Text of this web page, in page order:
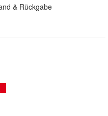
& Rückgabe